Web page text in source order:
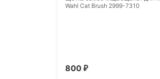
Wahl Cat Brush 2999-7310
800 ₽